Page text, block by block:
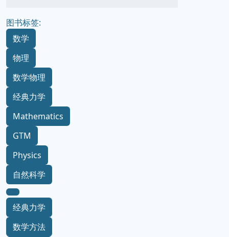
图书标签:
数学
物理
数学物理
经典力学
Mathematics
GTM
Physics
自然科学
经典力学
数学方法